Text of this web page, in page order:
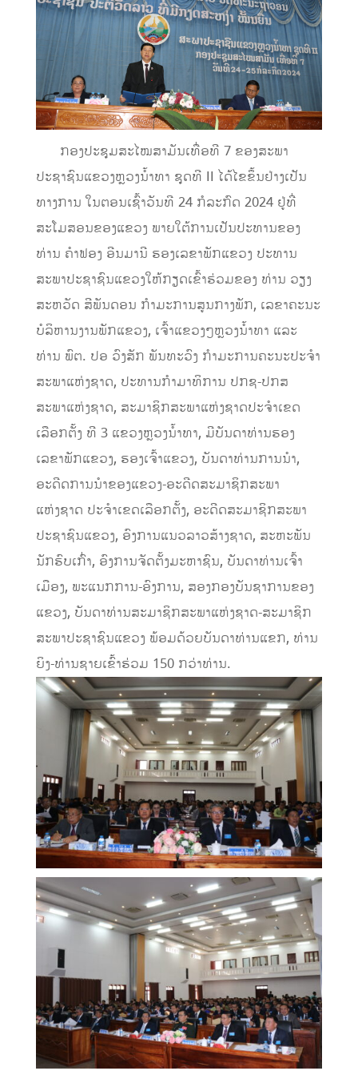
ກອງປະຊຸມສະໄໝສາມັນເທື່ອທີ 7 ຂອງສະພາ
ປະຊາຊົນແຂວງຫຼວງນໍ້າທາ ຊຸດທີ II ໄດ້ໄຂຂຶ້ນຢ່າງເປັນ
ທາງການ ໃນຕອນເຊົ້າວັນທີ 24 ກໍລະກົດ 2024 ຢູ່ທີ່
ສະໂມສອນຂອງແຂວງ ພາຍໃຕ້ການເປັນປະທານຂອງ
ທ່ານ ຄຳຟອງ ອີນມານີ ຮອງເລຂາພັກແຂວງ ປະທານ
ສະພາປະຊາຊົນແຂວງໃຫ້ກຽດເຂົ້າຮ່ວມຂອງ ທ່ານ ວຽງ
ສະຫວັດ ສີພັນດອນ ກໍາມະການສູນກາງພັກ, ເລຂາຄະນະ
ບໍລິຫານງານພັກແຂວງ, ເຈົ້າແຂວງໆຫຼວງນໍ້າທາ ແລະ
ທ່ານ ພົຕ. ປອ ວົງສັກ ພັນທະວົງ ກໍາມະການຄະນະປະຈໍາ
ສະພາແຫ່ງຊາດ, ປະທານກໍາມາທິການ ປກຊ-ປກສ
ສະພາແຫ່ງຊາດ, ສະມາຊິກສະພາແຫ່ງຊາດປະຈໍາເຂດ
ເລືອກຕັ້ງ ທີ 3 ແຂວງຫຼວງນໍ້າທາ, ມີບັນດາທ່ານຮອງ
ເລຂາພັກແຂວງ, ຮອງເຈົ້າແຂວງ, ບັນດາທ່ານການນໍາ,
ອະດີດການນໍາຂອງແຂວງ-ອະດີດສະມາຊິກສະພາ
ແຫ່ງຊາດ ປະຈໍາເຂດເລືອກຕັ້ງ, ອະດີດສະມາຊິກສະພາ
ປະຊາຊົນແຂວງ, ອົງການແນວລາວສ້າງຊາດ, ສະຫະພັນ
ນັກຮົບເກົ່າ, ອົງການຈັດຕັ້ງມະຫາຊົນ, ບັນດາທ່ານເຈົ້າ
ເມືອງ, ພະແນກການ-ອົງການ, ສອງກອງບັນຊາການຂອງ
ແຂວງ, ບັນດາທ່ານສະມາຊິກສະພາແຫ່ງຊາດ-ສະມາຊິກ
ສະພາປະຊາຊົນແຂວງ ພ້ອມດ້ວຍບັນດາທ່ານແຂກ, ທ່ານ
ຍິງ-ທ່ານຊາຍເຂົ້າຮ່ວມ 150 ກວ່າທ່ານ.